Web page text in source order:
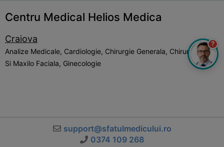
Centru Medical Helios Medica
Craiova
Analize Medicale, Cardiologie, Chirurgie Generala, Chirurgie Orala
Si Maxilo Faciala, Ginecologie
support@sfatulmedicului.ro
0374 109 268
?